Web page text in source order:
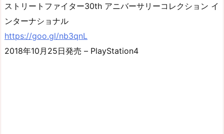
ストリートファイター30th アニバーサリーコレクション イ
ンターナショナル
https://goo.gl/nb3qnL
2018年10月25日発売 – PlayStation4